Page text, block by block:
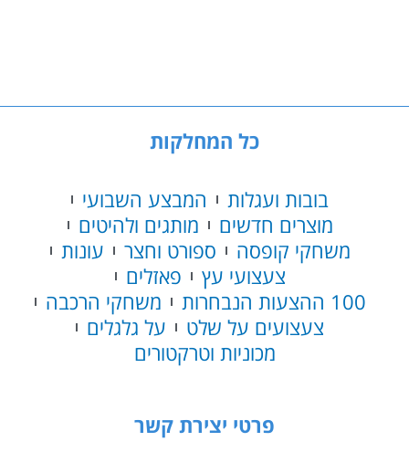
כל המחלקות
בובות ועגלות
המבצע השבועי
מוצרים חדשים
מותגים ולהיטים
משחקי קופסה
ספורט וחצר
עונות
צעצועי עץ
פאזלים
100 ההצעות הנבחרות
משחקי הרכבה
צעצועים על שלט
על גלגלים
מכוניות וטרקטורים
פרטי יצירת קשר